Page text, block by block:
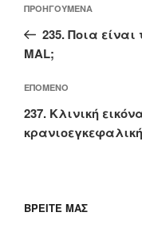
άρθρων
Προηγούμενο
άρθρο
ΠΡΟΗΓΟΎΜΕΝΑ
235. Ποια είναι
MAL;
Επόμενο
άρθρο
ΕΠΌΜΕΝΟ
237. Κλινική
ΒΡΕΊΤΕ ΜΑΣ